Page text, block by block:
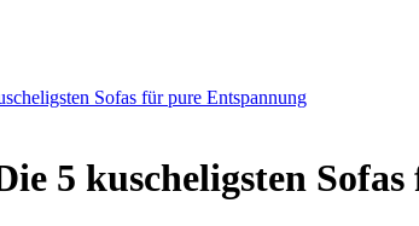
Sofas für pure Entspannung
5 kuscheligsten